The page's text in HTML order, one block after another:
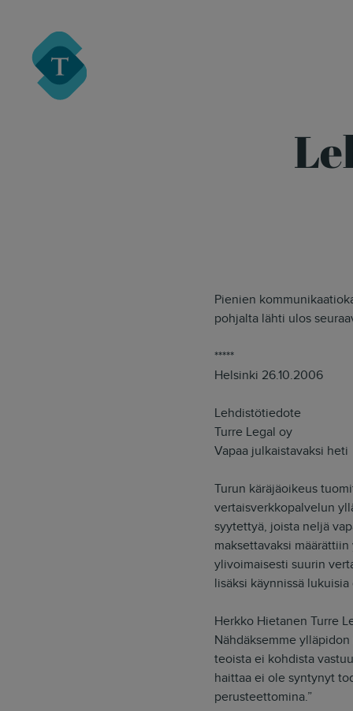
Turre Legal
Pienien
pohjalta lähti ulos
*****
Helsinki 26.10.2006
Lehdistötiedote
Turre Legal oy
Vapaa julkaistavaksi heti
Turun käräjäoikeus
vertaisverkkopalvelun
syytettyä, joista neljä
maksettavaksi
ylivoimaisesti suurin
lisäksi käynnissä
Herkko Hietanen Turre
Nähdäksemme
teoista ei kohdista
haittaa ei ole syntynyt
perusteettomina.”